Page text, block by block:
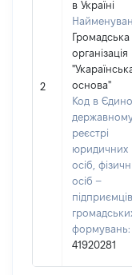
2
в Україні
Громадська
організація
основа"
Код в
реєстрі
юридичних
осіб,
осіб –
формувань:
41920281